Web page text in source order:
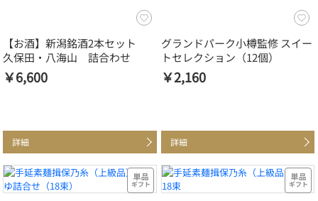
【お酒】新潟銘酒2本セット
久保田・八海山 詰合わせ
￥6,600
詳細
グランドパーク小樽監修 スイー
トセレクション（12個）
￥2,160
詳細